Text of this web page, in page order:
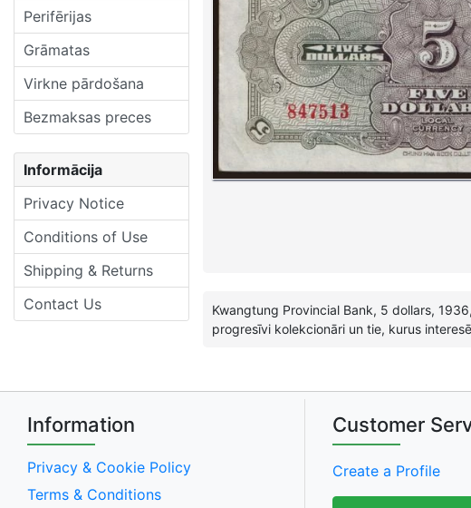
Perifērijas
Grāmatas
Virkne pārdošana
Bezmaksas preces
Informācija
Privacy Notice
Conditions of Use
Shipping & Returns
Contact Us
Kwangtung Provincial Bank, 5 dollars,
progresīvi kolekcionāri un tie, kurus
Information
Privacy & Cookie Policy
Terms & Conditions
Customer
Create a Profile